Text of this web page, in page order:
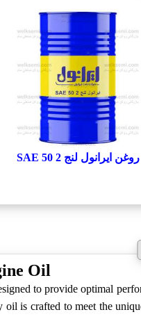
روغن ایرانول لنج 2 SAE 50
Oil
to provide optimal
is crafted to meet the